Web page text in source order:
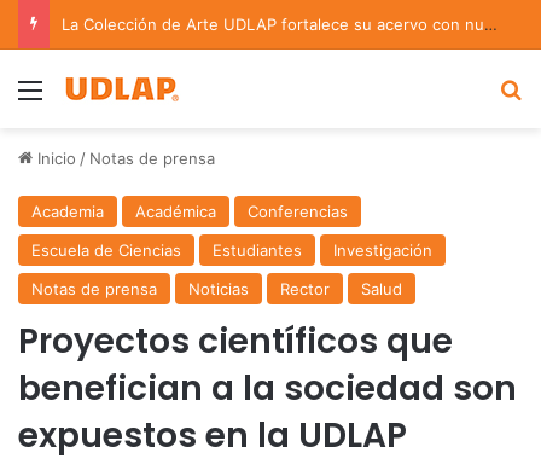
Académica UDLAP asesora un proyecto que creará dispositivo capaz de clasificar episodios ansioso-depresivos
Menu
Inicio / Notas de prensa
Academia Académica
Conferencias
Escuela de Ciencias
Estudiantes
Investigación
Notas de prensa
Noticias Rector Salud
Proyectos científicos que
benefician a la sociedad son
expuestos en la UDLAP